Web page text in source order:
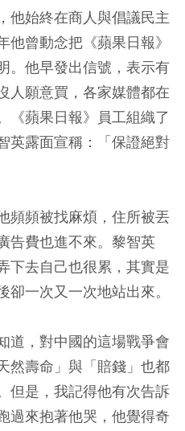
他始終在商人與倡議民主
他曾動念把《蘋果日報》
。他早發出信號，表示有
人願意買，各家媒體都在
《蘋果日報》員工組織了
英露面宣稱：「保證絕對
頻頻被找麻煩，住所被丟
告費也進不來。黎智英
下去自己也很累，其實是
一次又一次地站出來。
道，對中國的這場戰爭會
然壽命」與「賠錢」也都
但是，我記得他有次告訴
過來抱著他哭，他覺得奇